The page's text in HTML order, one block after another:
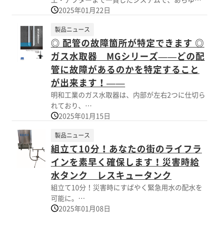
■フルオーダーメイドが可能
■2ヶ所の給水口
■回転可動式
■オールステンレス製
※詳しくはPDF資料をご覧いただくか、お気軽にお問い合わせ
ニーズやシーンに対応する豊富なバリエーション
単独橋や橋梁添架管などの水管橋をはじめ、水輸
送用塗覆装鋼管・水圧鉄管・場内配管・埋設管・
パイプインパイプ・河川の伏越横断管などの鋼製
異形管まで用途に合わせて製作致します。
【明和管路更新システムM－PLUS】
■カメラ調査（不断水管内カメラ調査）
■管内洗浄（SCOPE工法「水道管内特殊洗管工
法」・HS工法「高速炭酸水洗浄工法」）
■更生工法（ホースライニング工法・パルテムHL
工法・他）
■仮設配管（REPCS）
※詳しくは外部リンクページをご覧いただくか、
お気軽にお問い合わせ下さい。
2025年01月22日
◎ 配管の故障箇所が特定できます ◎
ガス水取器 MGシリーズ——どの配
管に故障があるのかを特定すること
が出来ます！——
製品ニュース
明和工業のガス水取器は、内部が左右2つに仕切ら
れており、
右左を確認することで故障箇所を絞り込むことが
ガス管を高さ方向に対してジグザグに配管。
配管の低いところに水取器を設置し、もし配管に
破損が生じた場合、水は
破損箇所から管の低い箇所に流れ、水取器に入る
ことでどの配管に故障が
あるのかを特定することが出来ます。
2025年01月15日
組立て10分！あなたの街のライフラ
インを素早く確保します！災害時給
水タンク レスキュータンク
製品ニュース
組立て10分！災害時にすばやく緊急用水の配水を
可能に。
レスキュータンクは、タンク本体にステンレスを
2025年01月08日